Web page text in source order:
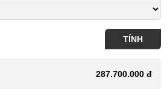
TÍNH
287.700.000 đ